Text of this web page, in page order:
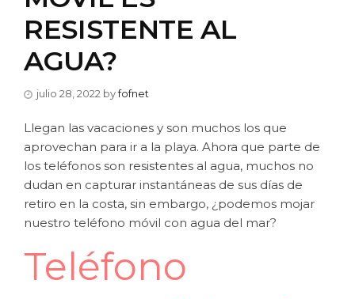
RESISTENTE AL
AGUA?
julio 28, 2022 byfofnet
Llegan las vacaciones y son muchos los que
aprovechan para ir a la playa. Ahora que parte de
los teléfonos son resistentes al agua, muchos no
dudan en capturar instantáneas de sus días de
retiro en la costa, sin embargo, ¿podemos mojar
nuestro teléfono móvil con agua del mar?
Teléfono